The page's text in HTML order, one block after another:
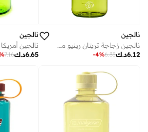
نالجين
نالجين زجاجة تريتان رينيو مل ربيع أخضر مع سبراوت سستاين
د.ك6.12
6.35
-4%
نالجين
د.ك6.65
7.16